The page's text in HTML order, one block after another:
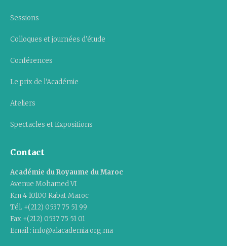
Sessions
Colloques et journées d’étude
Conférences
Le prix de l’Académie
Ateliers
Spectacles et Expositions
Contact
Académie du Royaume du Maroc
Avenue Mohamed VI
Km 4 10100 Rabat Maroc
Tél. +(212) 0537 75 51 99
Fax +(212) 0537 75 51 01
Email : info@alacademia.org.ma